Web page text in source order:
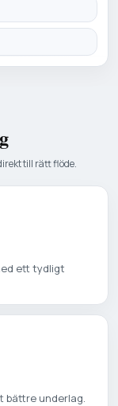
till rätt flöde.
ett tydligt
bättre underlag.